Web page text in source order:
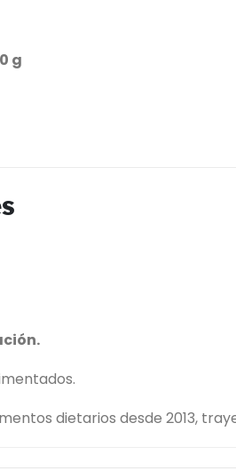
g
dietarios desde 2013,